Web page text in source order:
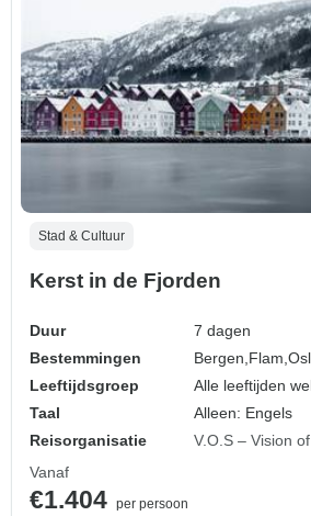
Stad & Cultuur
Kerst in de Fjorden
Duur
7 dagen
Bestemmingen
Bergen, Flam,
Leeftijdsgroep
Alle leeftijden
Taal
Alleen: Engels
Reisorganisatie
V.O.S – Vision
Vanaf
€1.404 per persoon